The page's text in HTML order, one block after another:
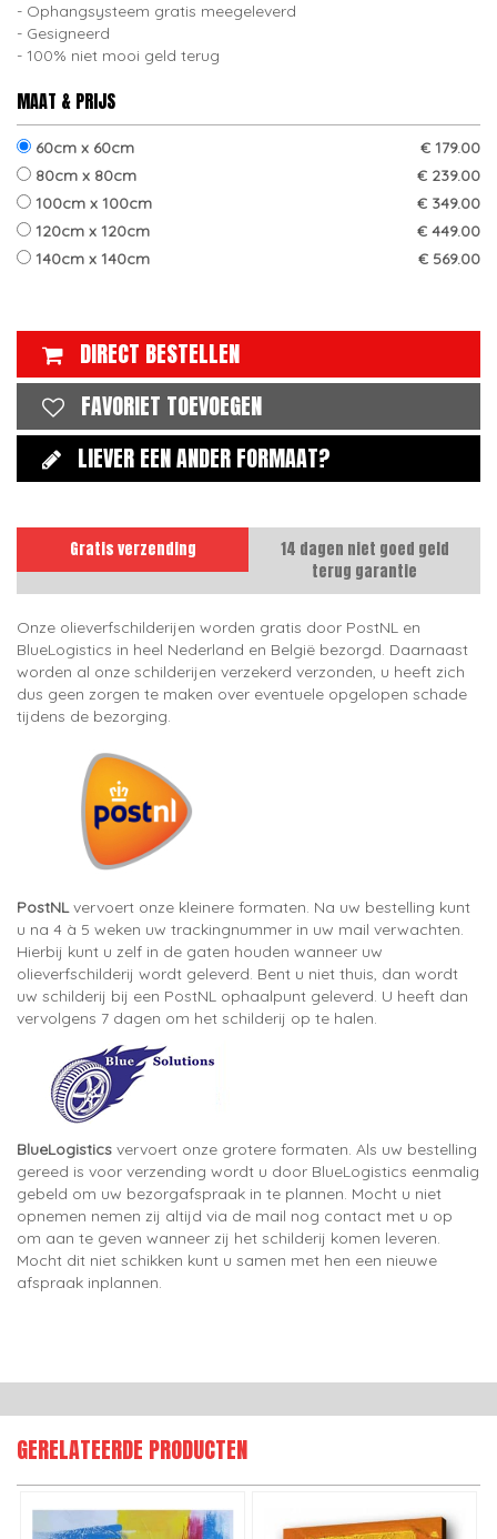
Ophangsysteem gratis meegeleverd
Gesigneerd
100% niet mooi geld terug
MAAT & PRIJS
60cm x 60cm
€ 179.00
80cm x 80cm
€ 239.00
100cm x 100cm
€ 349.00
120cm x 120cm
€ 449.00
140cm x 140cm
€ 569.00
DIRECT BESTELLEN
FAVORIET TOEVOEGEN
LIEVER EEN ANDER FORMAAT?
Gratis verzending
14 dagen niet goed geld
terug garantie
Onze olieverfschilderijen worden gratis door PostNL en
BlueLogistics in heel Nederland en België bezorgd. Daarnaast
worden al onze schilderijen verzekerd verzonden, u heeft zich
dus geen zorgen te maken over eventuele opgelopen schade
tijdens de bezorging.
PostNLvervoert onze kleinere formaten. Na uw bestelling kunt
u na 4 à 5 weken uw trackingnummer in uw mail verwachten.
Hierbij kunt u zelf in de gaten houden wanneer uw
olieverfschilderij wordt geleverd. Bent u niet thuis, dan wordt
uw schilderij bij een PostNL ophaalpunt geleverd. U heeft dan
vervolgens 7 dagen om het schilderij op te halen.
BlueLogistics vervoert onze grotere formaten. Als uw bestelling
gereed is voor verzending wordt u door BlueLogistics eenmalig
gebeld om uw bezorgafspraak in te plannen. Mocht u niet
opnemen nemen zij altijd via de mail nog contact met u op
om aan te geven wanneer zij het schilderij komen leveren.
Mocht dit niet schikken kunt u samen met hen een nieuwe
afspraak inplannen.
GERELATEERDE PRODUCTEN